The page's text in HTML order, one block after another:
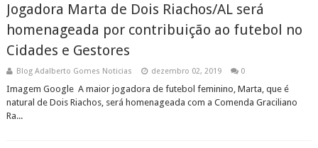
Jogadora Marta de Dois Riachos/AL será
homenageada por contribuição ao futebol no
Cidades e Gestores
Blog Adalberto Gomes Noticias dezembro 02, 2019 0
Imagem Google A maior jogadora de futebol feminino, Marta, que é
natural de Dois Riachos, será homenageada com a Comenda Graciliano
Ra...